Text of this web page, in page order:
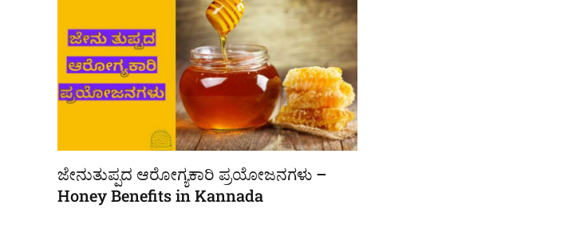
ಜೇನುತುಪ್ಪದ ಆರೋಗ್ಯಕಾರಿ ಪ್ರಯೋಜನಗಳು –
Honey Benefits in Kannada